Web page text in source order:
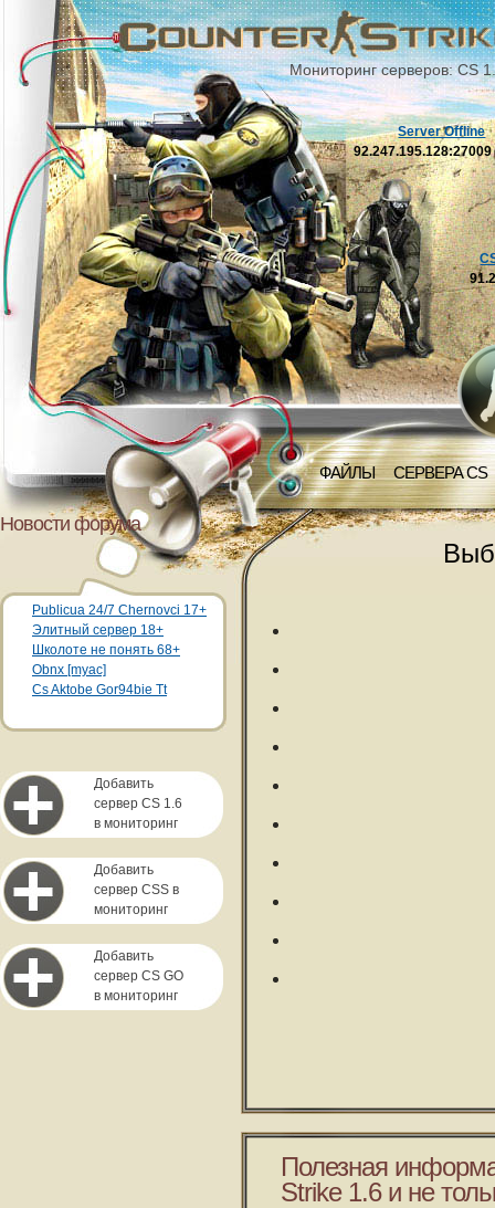
Мониторинг серверов: CS
ФАЙЛЫ СЕРВЕРА CS
Server Offline
92.247.195.128:27009
Новости форума
Publicua 24/7 Chernovci 17+
Элитный сервер 18+
Школоте не понять 68+
Obnx [myac]
Cs Aktobe Gor94bie Tt
Добавить
сервер CS 1.6
в мониторинг
Добавить
сервер CSS в
мониторинг
Добавить
сервер CS GO
в мониторинг
Полезная
Strike 1.6 и не